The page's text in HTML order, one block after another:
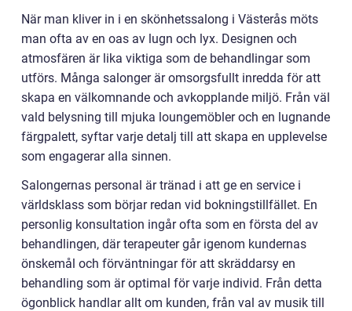
När man kliver in i en skönhetssalong i Västerås möts
man ofta av en oas av lugn och lyx. Designen och
atmosfären är lika viktiga som de behandlingar som
utförs. Många salonger är omsorgsfullt inredda för att
skapa en välkomnande och avkopplande miljö. Från väl
vald belysning till mjuka loungemöbler och en lugnande
färgpalett, syftar varje detalj till att skapa en upplevelse
som engagerar alla sinnen.
Salongernas personal är tränad i att ge en service i
världsklass som börjar redan vid bokningstillfället. En
personlig konsultation ingår ofta som en första del av
behandlingen, där terapeuter går igenom kundernas
önskemål och förväntningar för att skräddarsy en
behandling som är optimal för varje individ. Från detta
ögonblick handlar allt om kunden, från val av musik till